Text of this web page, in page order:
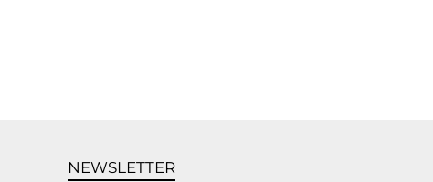
NEWSLETTER